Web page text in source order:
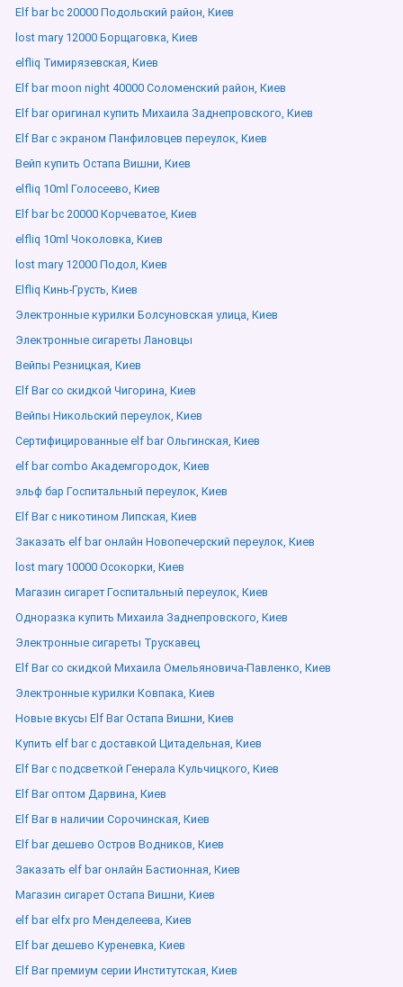
Elf bar bc 20000 Подольский район, Киев
lost mary 12000 Борщаговка, Киев
elfliq Тимирязевская, Киев
Elf bar moon night 40000 Соломенский район, Киев
Elf bar оригинал купить Михаила Заднепровского, Киев
Elf Bar с экраном Панфиловцев переулок, Киев
Вейп купить Остапа Вишни, Киев
elfliq 10ml Голосеево, Киев
Elf bar bc 20000 Корчеватое, Киев
elfliq 10ml Чоколовка, Киев
lost mary 12000 Подол, Киев
Elfliq Кинь-Грусть, Киев
Электронные курилки Болсуновская улица, Киев
Электронные сигареты Лановцы
Вейпы Резницкая, Киев
Elf Bar со скидкой Чигорина, Киев
Вейпы Никольский переулок, Киев
Сертифицированные elf bar Ольгинская, Киев
elf bar combo Академгородок, Киев
эльф бар Госпитальный переулок, Киев
Elf Bar с никотином Липская, Киев
Заказать elf bar онлайн Новопечерский переулок, Киев
lost mary 10000 Осокорки, Киев
Магазин сигарет Госпитальный переулок, Киев
Одноразка купить Михаила Заднепровского, Киев
Электронные сигареты Трускавец
Elf Bar со скидкой Михаила Омельяновича-Павленко, Киев
Электронные курилки Ковпака, Киев
Новые вкусы Elf Bar Остапа Вишни, Киев
Купить elf bar с доставкой Цитадельная, Киев
Elf Bar с подсветкой Генерала Кульчицкого, Киев
Elf Bar оптом Дарвина, Киев
Elf Bar в наличии Сорочинская, Киев
Elf bar дешево Остров Водников, Киев
Заказать elf bar онлайн Бастионная, Киев
Магазин сигарет Остапа Вишни, Киев
elf bar elfx pro Менделеева, Киев
Elf bar дешево Куреневка, Киев
Elf Bar премиум серии Институтская, Киев